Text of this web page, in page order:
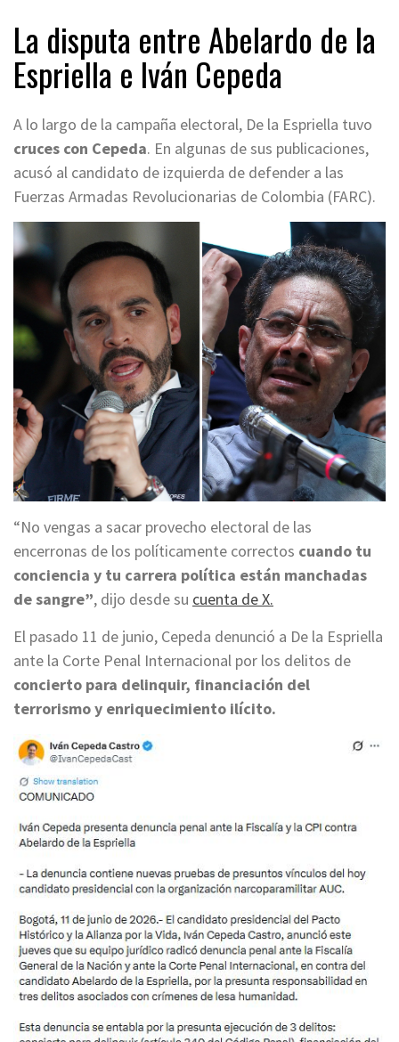
La disputa entre Abelardo de la
Espriella e Iván Cepeda
A lo largo de la campaña electoral, De la Espriella tuvo
cruces con Cepeda. En algunas de sus publicaciones,
acusó al candidato de izquierda de defender a las
Fuerzas Armadas Revolucionarias de Colombia (FARC).
“No vengas a sacar provecho electoral de las
encerronas de los políticamente correctos cuando tu
conciencia y tu carrera política están manchadas
de sangre”, dijo desde su cuenta de X.
El pasado 11 de junio, Cepeda denunció a De la Espriella
ante la Corte Penal Internacional por los delitos de
concierto para delinquir, financiación del
terrorismo y enriquecimiento ilícito.